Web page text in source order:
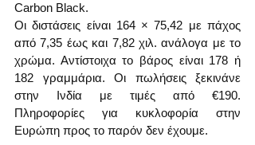
Carbon Black.
Οι διστάσεις είναι 164 × 75,42 με πάχος
από 7,35 έως και 7,82 χιλ. ανάλογα με το
χρώμα. Αντίστοιχα το βάρος είναι 178 ή
182 γραμμάρια. Οι πωλήσεις ξεκινάνε
στην Ινδία με τιμές από €190.
Πληροφορίες για κυκλοφορία στην
Ευρώπη προς το παρόν δεν έχουμε.